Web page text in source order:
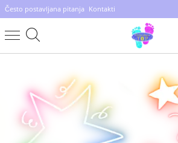
Često postavljana pitanja Kontakti